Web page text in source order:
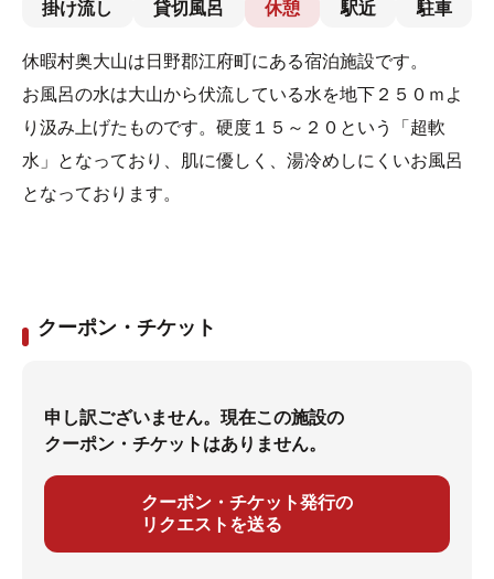
掛け流し 貸切風呂 休憩 駅近 駐車
休暇村奥大山は日野郡江府町にある宿泊施設です。
お風呂の水は大山から伏流している水を地下２５０ｍよ
り汲み上げたものです。硬度１５～２０という「超軟
水」となっており、肌に優しく、湯冷めしにくいお風呂
となっております。
クーポン・チケット
申し訳ございません。現在この施設の
クーポン・チケットはありません。
クーポン・チケット発行の
リクエストを送る